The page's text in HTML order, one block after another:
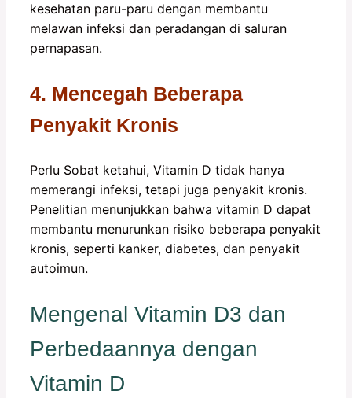
kesehatan paru-paru dengan membantu
melawan infeksi dan peradangan di saluran
pernapasan.
4. Mencegah Beberapa
Penyakit Kronis
Perlu Sobat ketahui, Vitamin D tidak hanya
memerangi infeksi, tetapi juga penyakit kronis.
Penelitian menunjukkan bahwa vitamin D dapat
membantu menurunkan risiko beberapa penyakit
kronis, seperti kanker, diabetes, dan penyakit
autoimun.
Mengenal Vitamin D3 dan
Perbedaannya dengan
Vitamin D